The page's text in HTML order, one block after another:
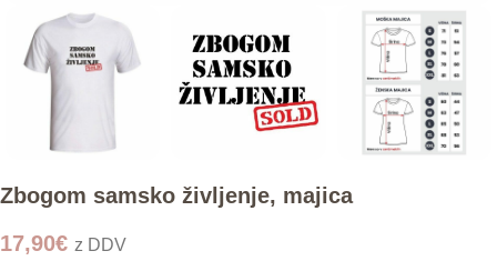
Zbogom samsko življenje, majica
17,90€ z DDV